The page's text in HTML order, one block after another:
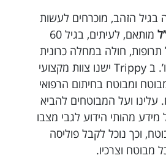
בגיל הזהב, מוכרחים לעשות
מותאם, לעיתים, בגיל 60
תרופות, חולה במחלה כרונית
חלילה, לחץ דם וכו’. ב Trippy ישנו צוות מקצועי
ומבוטח בחיתום הרפואי
עלינו ועל המבוטחים להביא
מהותי הידוע לגבי מצבו
וכך נוכל לקבל פוליסה
מבוטח וצרכיו.